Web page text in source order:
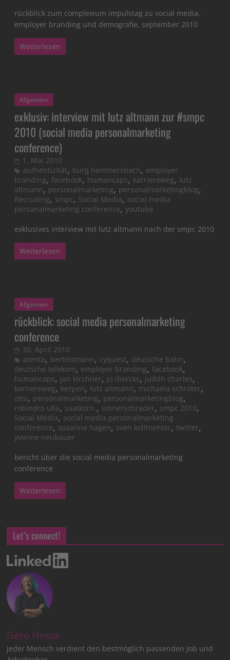
rückblick zum complexium impulstag zu social media,
employer branding und demografie, september 2010
Weiterlesen
Allgemein
exklusiv: interview mit lutz altmann zur #smpc
2010 (social media personalmarketing
conference)
1. Mai 2010
authentizität, burg hemmersbach, employer
branding, facebook, humancaps, karriereweg, lutz
altmann, personalmarketing, personalmarketingblog,
Recruiting, smpc, Social Media, social media
personalmarketing conference,youtube
exklusives interview mit lutz altmann nach der smpc 2010
Weiterlesen
Allgemein
rückblick: social media personalmarketing
conference
30. April 2010
atenta, bertelsmann, cyquest, deutsche bahn,
deutsche telekom, employer branding, facebook,
humancaps, jan kirchner, jo diercks, judith charles,
karriereweg, kerpen, lutz altmann, michaela schröter,
otto, personalmarketing, personalmarketingblog,
robindro ulla, saatkorn., sinnerschrader, smpc 2010,
Social Media, social media personalmarketing
conference, susanne hagen, sven kollmenter,twitter,
yvonne neubauer
bericht über die social media personalmarketing
conference
Weiterlesen
Let’s connect!
Gero Hesse
Jeder Mensch verdient den bestmöglich passenden Job und